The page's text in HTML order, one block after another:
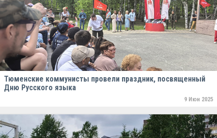
Тюменские коммунисты провели праздник, посвященный
Дню Русского языка
9 Июн 2025